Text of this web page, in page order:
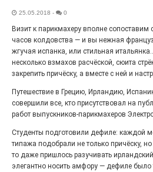
Выставка «Палитра героизма» —
себе Выставочный зал им.
25.05.2018 - 0
Визит к парикмахеру вполне сопоставим
часов колдовства — и вы нежная
жгучая испанка, или стильная
несколько взмахов расчёской, сюита
закрепить причёску, а вместе с ней и
Путешествие в Грецию, Ирландию,
совершили все, кто присутствовал на
работ выпускников-парикмахеров
Студенты подготовили дефиле: каждой
типажа подобрали не только причёску,
то даже пришлось разучивать
элегантно носить амфору — дефиле